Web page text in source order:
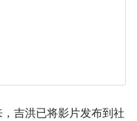
吉洪已将影片发布到社